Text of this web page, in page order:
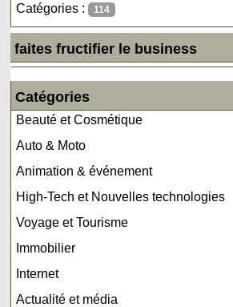
Catégories : 114
faites fructifier le business
Catégories
Beauté et Cosmétique
Auto & Moto
Animation & événement
High-Tech et Nouvelles technologies
Voyage et Tourisme
Immobilier
Internet
Actualité et média